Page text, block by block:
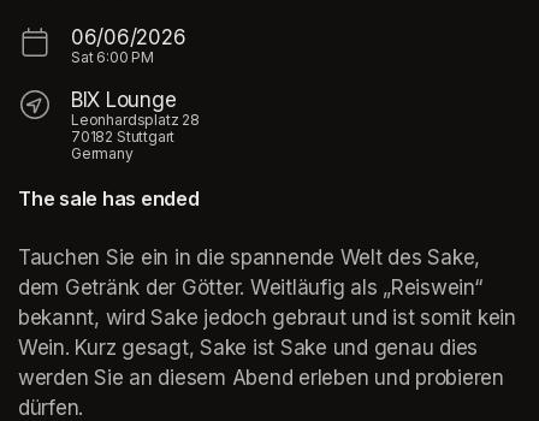
06/06/2026
Sat 6:00 PM
BIX Lounge
Leonhardsplatz 28
70182 Stuttgart
Germany
The sale has ended
Tauchen Sie ein in die spannende Welt des Sake,
dem Getränk der Götter. Weitläufig als „Reiswein“
bekannt, wird Sake jedoch gebraut und ist somit kein
Wein. Kurz gesagt, Sake ist Sake und genau dies
werden Sie an diesem Abend erleben und probieren
dürfen.